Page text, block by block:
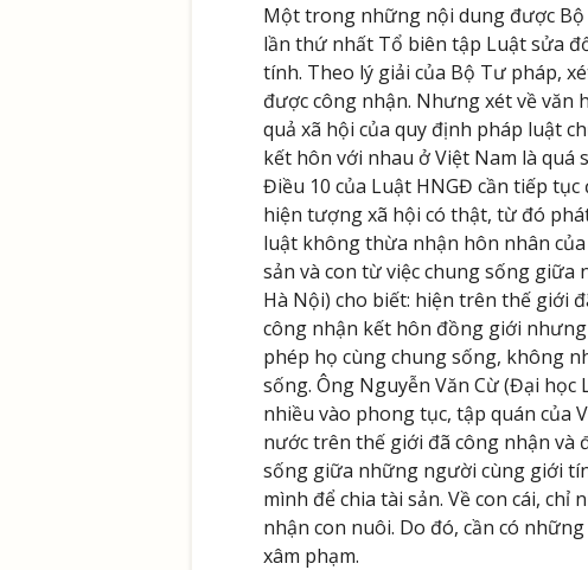
Một trong những nội dung được Bộ
lần thứ nhất Tổ biên tập Luật sửa
tính. Theo lý giải của Bộ Tư pháp,
được công nhận. Nhưng xét về văn
quả xã hội của quy định pháp luật
kết hôn với nhau ở Việt Nam là
Điều 10 của Luật HNGĐ cần tiếp
hiện tượng xã hội có thật, từ đó
luật không thừa nhận hôn nhân
sản và con từ việc chung sống
Hà Nội) cho biết: hiện trên thế giới
công nhận kết hôn đồng giới nhưng
phép họ cùng chung sống, không
sống. Ông Nguyễn Văn Cừ (Đại
nhiều vào phong tục, tập quán của
nước trên thế giới đã công nhận và
sống giữa những người cùng giới
mình để chia tài sản. Về con cái,
nhận con nuôi. Do đó, cần có
xâm phạm.